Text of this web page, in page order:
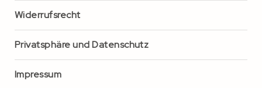
Widerrufsrecht
Privatsphäre und Datenschutz
Impressum